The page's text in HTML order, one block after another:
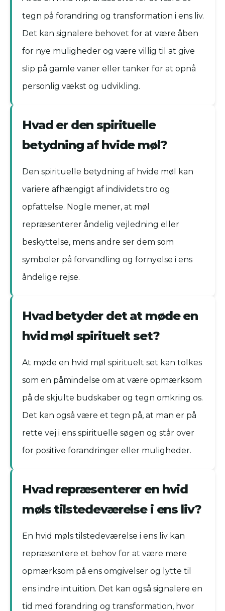
tegn på forandring og transformation i ens liv.
Det kan signalere behovet for at være åben
for nye muligheder og være villig til at give
slip på gamle vaner eller tanker for at opnå
personlig vækst og udvikling.
Hvad er den spirituelle
betydning af hvide møl?
Den spirituelle betydning af hvide møl kan
variere afhængigt af individets tro og
opfattelse. Nogle mener, at møl
repræsenterer åndelig vejledning eller
beskyttelse, mens andre ser dem som
symboler på forvandling og fornyelse i ens
åndelige rejse.
Hvad betyder det at møde en
hvid møl spirituelt set?
At møde en hvid møl spirituelt set kan tolkes
som en påmindelse om at være opmærksom
på de skjulte budskaber og tegn omkring os.
Det kan også være et tegn på, at man er på
rette vej i ens spirituelle søgen og står over
for positive forandringer eller muligheder.
Hvad repræsenterer en hvid
møls tilstedeværelse i ens liv?
En hvid møls tilstedeværelse i ens liv kan
repræsentere et behov for at være mere
opmærksom på ens omgivelser og lytte til
ens indre intuition. Det kan også signalere en
tid med forandring og transformation, hvor